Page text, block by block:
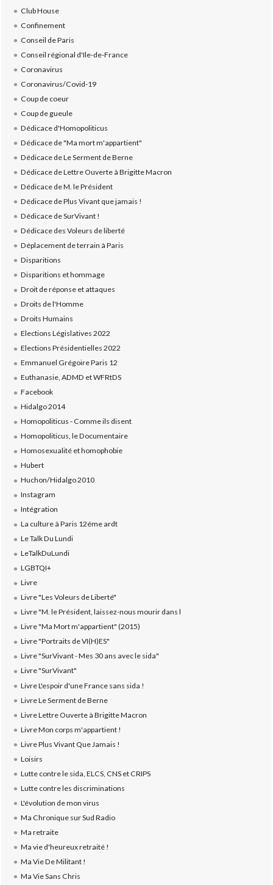
Club House
Confinement
Conseil de Paris
Conseil régional d'Ile-de-France
Coronavirus
Coronavirus/Covid-19
Coup de coeur
Coup de gueule
Dédicace d'Homopoliticus
Dédicace de "Ma mort m'appartient"
Dédicace de Le Serment de Berne
Dédicace de Lettre Ouverte à Brigitte Macron
Dédicace de M. le Président
Dédicace de Plus Vivant que jamais !
Dédicace de SurVivant !
Dédicace des Voleurs de liberté
Déplacement de terrain à Paris
Disparitions
Disparitions et hommage
Droit de réponse et attaques
Droits de l'Homme
Droits Humains
Elections Législatives 2022
Elections Présidentielles 2022
Emmanuel Grégoire Paris 12
Euthanasie, ADMD et WFRtDS
Facebook
Hidalgo 2014
Homopoliticus - Comme ils disent
Homopoliticus, le Documentaire
Homosexualité et homophobie
Hubert
Huchon/Hidalgo 2010
Instagram
Intégration
La culture à Paris 12éme ardt
Le Talk Du Lundi
LeTalkDuLundi
LGBTQI+
Livre
Livre "Les Voleurs de Liberté"
Livre "M. le Président, laissez-nous mourir dans l
Livre "Ma Mort m'appartient" (2015)
Livre "Portraits de VI(H)ES"
Livre "SurVivant - Mes 30 ans avec le sida"
Livre "SurVivant"
Livre L'espoir d'une France sans sida !
Livre Le Serment de Berne
Livre Lettre Ouverte à Brigitte Macron
Livre Mon corps m'appartient !
Livre Plus Vivant Que Jamais !
Loisirs
Lutte contre le sida, ELCS, CNS et CRIPS
Lutte contre les discriminations
L'évolution de mon virus
Ma Chronique sur Sud Radio
Ma retraite
Ma vie d'heureux retraité !
Ma Vie De Militant !
Ma Vie Sans Chris